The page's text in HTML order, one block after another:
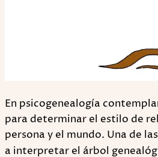
En psicogenealogía
para determinar el estilo de
persona y el mundo. Una de
a interpretar el árbol